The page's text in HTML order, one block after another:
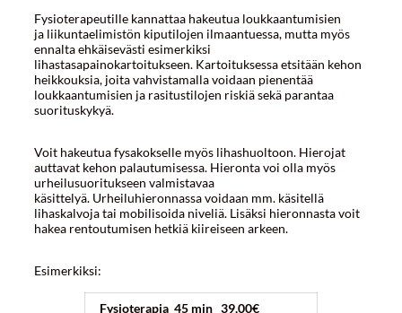
Fysioterapeutille kannattaa hakeutua loukkaantumisien
ja liikuntaelimistön kiputilojen ilmaantuessa, mutta myös
ennalta ehkäisevästi esimerkiksi
lihastasapainokartoitukseen. Kartoituksessa etsitään kehon
heikkouksia, joita vahvistamalla voidaan pienentää
loukkaantumisien ja rasitustilojen riskiä sekä parantaa
suorituskykyä.
Voit hakeutua fysakokselle myös lihashuoltoon. Hierojat
auttavat kehon palautumisessa. Hieronta voi olla myös
urheilusuoritukseen valmistavaa
käsittelyä. Urheiluhieronnassa voidaan mm. käsitellä
lihaskalvoja tai mobilisoida niveliä. Lisäksi hieronnasta voit
hakea rentoutumisen hetkiä kiireiseen arkeen.
Esimerkiksi:
Fysioterapia 45 min 39,00€